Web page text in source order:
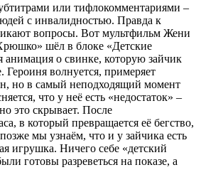
или тифлокомментариями –
с инвалидностью. Правда к
вопросы. Вот мультфильм Жени
шёл в блоке «Детские
анимация о свинке, которую зайчик
Героиня волнуется, примеряет
но в самый неподходящий момент
что у неё есть «недостаток» –
это скрывает. После
в который превращается её бегство,
мы узнаём, что и у зайчика есть
игрушка. Ничего себе «детский
готовы разреветься на показе, а